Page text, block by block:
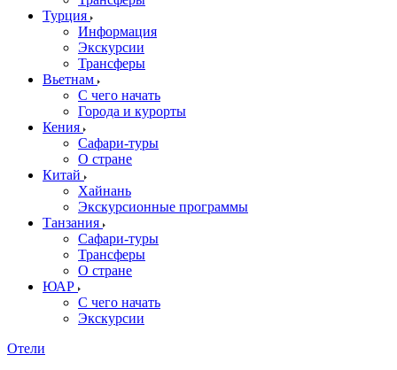
Турция
Информация
Экскурсии
Трансферы
Вьетнам
С чего начать
Города и курорты
Кения
Сафари-туры
О стране
Китай
Хайнань
Экскурсионные программы
Танзания
Сафари-туры
Трансферы
О стране
ЮАР
С чего начать
Экскурсии
Отели